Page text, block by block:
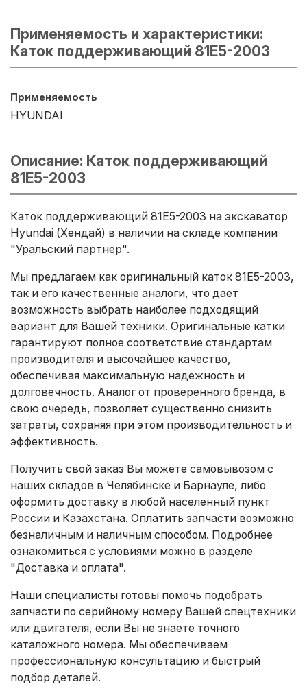
Применяемость и характеристики:
Каток поддерживающий 81E5-2003
Применяемость
HYUNDAI
Описание: Каток поддерживающий
81E5-2003
Каток поддерживающий 81E5-2003 на экскаватор
Hyundai (Хендай) в наличии на складе компании
"Уральский партнер".
Мы предлагаем как оригинальный каток 81E5-2003,
так и его качественные аналоги, что дает
возможность выбрать наиболее подходящий
вариант для Вашей техники. Оригинальные катки
гарантируют полное соответствие стандартам
производителя и высочайшее качество,
обеспечивая максимальную надежность и
долговечность. Аналог от проверенного бренда, в
свою очередь, позволяет существенно снизить
затраты, сохраняя при этом производительность и
эффективность.
Получить свой заказ Вы можете самовывозом с
наших складов в Челябинске и Барнауле, либо
оформить доставку в любой населенный пункт
России и Казахстана. Оплатить запчасти возможно
безналичным и наличным способом. Подробнее
ознакомиться с условиями можно в разделе
"Доставка и оплата".
Наши специалисты готовы помочь подобрать
запчасти по серийному номеру Вашей спецтехники
или двигателя, если Вы не знаете точного
каталожного номера. Мы обеспечиваем
профессиональную консультацию и быстрый
подбор деталей.